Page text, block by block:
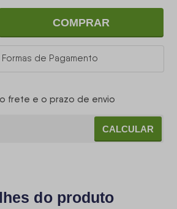
COMPRAR
Formas de Pagamento
frete e o prazo de envio
CALCULAR
do produto